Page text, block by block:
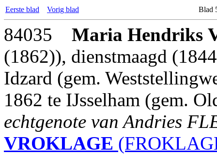
Eerste blad Vorig blad Blad
84035 Maria Hendriks
(1862)), dienstmaagd
Idzard (gem.
1862 te IJsselham (gem.
echtgenote van Andries
VROKLAGE